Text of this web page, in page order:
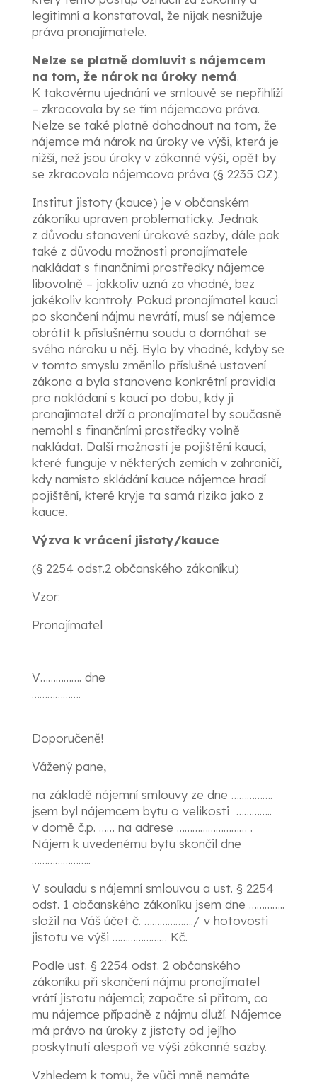
legitimní a konstatoval, že nijak nesnižuje
práva pronajímatele.
Nelze se platně domluvit s nájemcem
na tom, že nárok na úroky nemá.
K takovému ujednání ve smlouvě se nepřihlíží
– zkracovala by se tím nájemcova práva.
Nelze se také platně dohodnout na tom, že
nájemce má nárok na úroky ve výši, která je
nižší, než jsou úroky v zákonné výši, opět by
se zkracovala nájemcova práva (§ 2235 OZ).
Institut jistoty (kauce) je v občanském
zákoníku upraven problematicky. Jednak
z důvodu stanovení úrokové sazby, dále pak
také z důvodu možnosti pronajímatele
nakládat s finančními prostředky nájemce
libovolně – jakkoliv uzná za vhodné, bez
jakékoliv kontroly. Pokud pronajímatel kauci
po skončení nájmu nevrátí, musí se nájemce
obrátit k příslušnému soudu a domáhat se
svého nároku u něj. Bylo by vhodné, kdyby se
v tomto smyslu změnilo příslušné ustavení
zákona a byla stanovena konkrétní pravidla
pro nakládaní s kaucí po dobu, kdy ji
pronajímatel drží a pronajímatel by současně
nemohl s finančními prostředky volně
nakládat. Další možností je pojištění kaucí,
které funguje v některých zemích v zahraničí,
kdy namísto skládání kauce nájemce hradí
pojištění, které kryje ta samá rizika jako z
kauce.
Výzva k vrácení jistoty/kauce
(§ 2254 odst.2 občanského zákoníku)
Vzor:
V……………. dne
Doporučeně!
Vážený pane,
na základě nájemní smlouvy ze dne …………….
jsem byl nájemcem bytu o velikosti …………..
v domě č.p. …… na adrese ……………………… .
Nájem k uvedenému bytu skončil dne
…………………..
V souladu s nájemní smlouvou a ust. § 2254
odst. 1 občanského zákoníku jsem dne …………..
složil na Váš účet č. ………………./ v hotovosti
jistotu ve výši ………………… Kč.
Podle ust. § 2254 odst. 2 občanského
zákoníku při skončení nájmu pronajímatel
vrátí jistotu nájemci; započte si přitom, co
mu nájemce případně z nájmu dluží. Nájemce
má právo na úroky z jistoty od jejího
poskytnutí alespoň ve výši zákonné sazby.
Vzhledem k tomu, že vůči mně nemáte